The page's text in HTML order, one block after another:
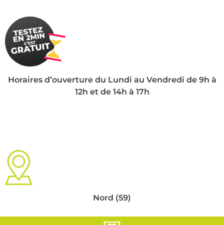
Horaires d’ouverture du Lundi au Vendredi de 9h à
12h et de 14h à 17h
Nord (59)